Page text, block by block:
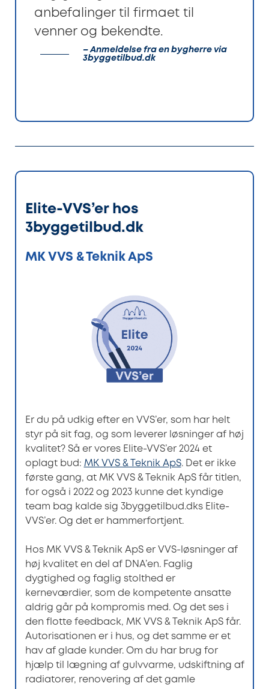
anbefalinger til firmaet til
venner og bekendte.
– Anmeldelse fra en bygherre via
3byggetilbud.dk
Elite-VVS’er hos
3byggetilbud.dk
MK VVS & Teknik ApS
Er du på udkig efter en VVS’er, som har helt
styr på sit fag, og som leverer løsninger af høj
kvalitet? Så er vores Elite-VVS’er 2024 et
oplagt bud: MK VVS & Teknik ApS. Det er ikke
første gang, at MK VVS & Teknik ApS får titlen,
for også i 2022 og 2023 kunne det kyndige
team bag kalde sig 3byggetilbud.dks Elite-
VVS’er. Og det er hammerfortjent.
Hos MK VVS & Teknik ApS er VVS-løsninger af
høj kvalitet en del af DNA’en. Faglig
dygtighed og faglig stolthed er
kerneværdier, som de kompetente ansatte
aldrig går på kompromis med. Og det ses i
den flotte feedback, MK VVS & Teknik ApS får.
Autorisationen er i hus, og det samme er et
hav af glade kunder. Om du har brug for
hjælp til lægning af gulvvarme, udskiftning af
radiatorer, renovering af det gamle